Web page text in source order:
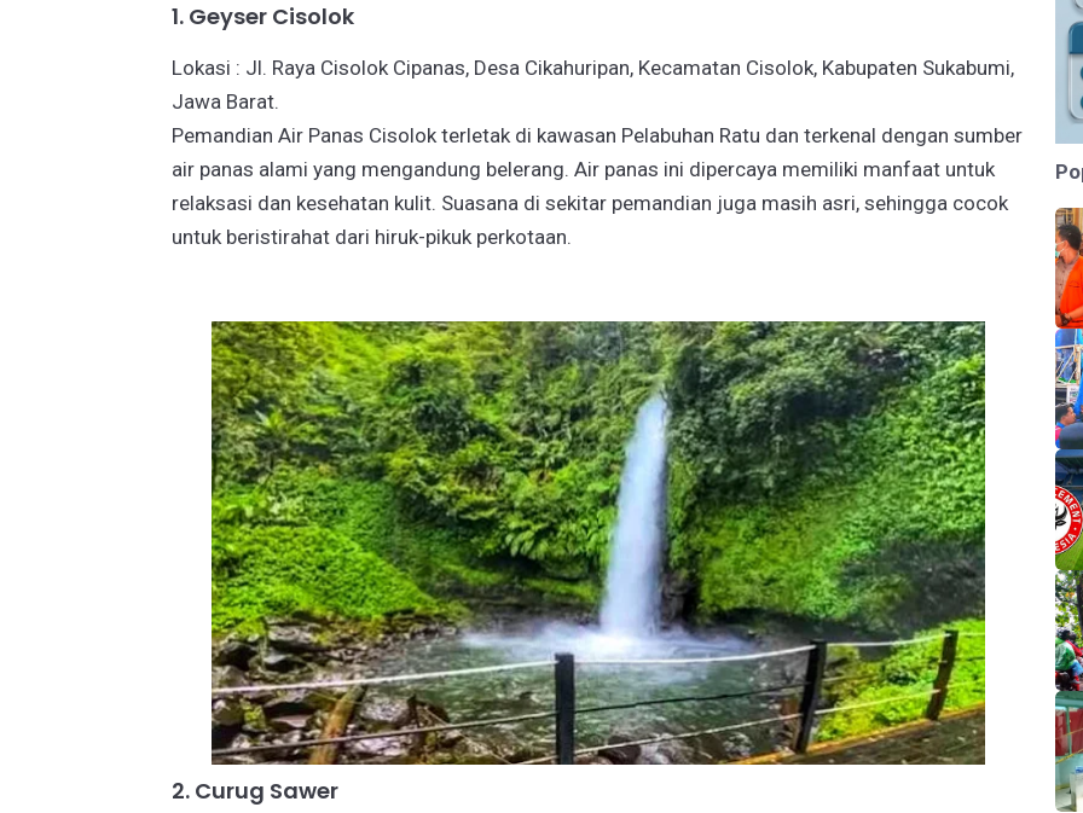
1. Geyser Cisolok
Lokasi : Jl. Raya Cisolok Cipanas, Desa Cikahuripan, Kecamatan Cisolok, Kabupaten Sukabumi,
Jawa Barat.
Pemandian Air Panas Cisolok terletak di kawasan Pelabuhan Ratu dan terkenal dengan sumber
air panas alami yang mengandung belerang. Air panas ini dipercaya memiliki manfaat untuk
relaksasi dan kesehatan kulit. Suasana di sekitar pemandian juga masih asri, sehingga cocok
untuk beristirahat dari hiruk-pikuk perkotaan.
2. Curug Sawer